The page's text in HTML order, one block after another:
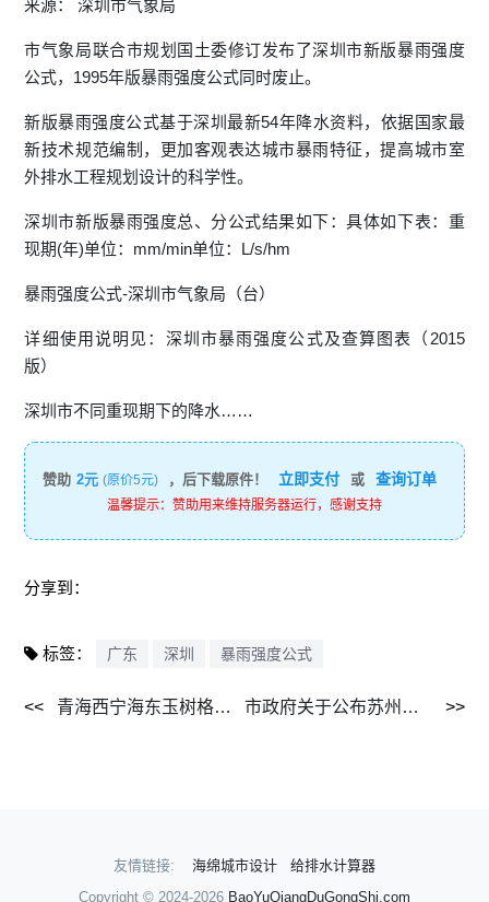
来源： 深圳市气象局
市气象局联合市规划国土委修订发布了深圳市新版暴雨强度
公式，1995年版暴雨强度公式同时废止。
新版暴雨强度公式基于深圳最新54年降水资料，依据国家最
新技术规范编制，更加客观表达城市暴雨特征，提高城市室
外排水工程规划设计的科学性。
深圳市新版暴雨强度总、分公式结果如下：具体如下表：重
现期(年)单位：mm/min单位：L/s/hm
暴雨强度公式-深圳市气象局（台）
详细使用说明见：深圳市暴雨强度公式及查算图表（2015
版）
深圳市不同重现期下的降水……
赞助 2元 (原价5元) ，后下载原件！ 立即支付 或 查询订单
温馨提示：赞助用来维持服务器运行，感谢支持
分享到：
标签： 广东 深圳 暴雨强度公式
青海西宁海东玉树格尔木德令哈2015-2030.png 市政府关于公布苏州市暴雨强度公式的通知 2011年12月.doc
友情链接: 海绵城市设计
给排水计算器
Copyright © 2024-2026 BaoYuQiangDuGongShi.com